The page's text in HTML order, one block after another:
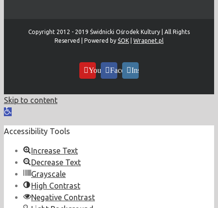
Copyright 2012 - 2019 Świdnicki Ośrodek Kultury | All Rights
Reserved | Powered by ŚOK Wrapnet.pl
YouTubeFacebookInstagram
Skip to content
Open
Accessibility Tools
Increase Text
Decrease Text
Grayscale
High Contrast
Negative Contrast